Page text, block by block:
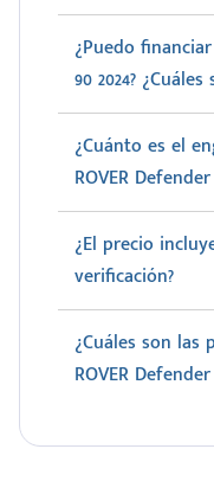
¿Puedo
90 2024?
¿Cuánto es el
ROVER Defender
¿El precio
verificación?
¿Cuáles son las
ROVER Defender